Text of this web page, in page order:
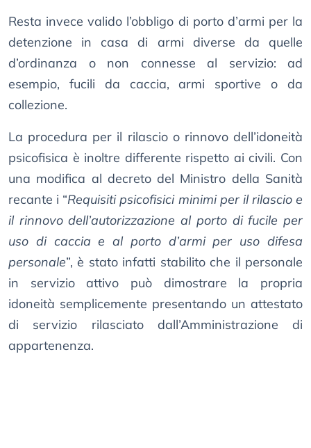
Resta invece valido l’obbligo di porto d’armi per la
detenzione in casa di armi diverse da quelle
d’ordinanza o non connesse al servizio: ad
esempio, fucili da caccia, armi sportive o da
collezione.
La procedura per il rilascio o rinnovo dell’idoneità
psicofisica è inoltre differente rispetto ai civili. Con
una modifica al decreto del Ministro della Sanità
recante i “Requisiti psicofisici minimi per il rilascio e
il rinnovo dell’autorizzazione al porto di fucile per
uso di caccia e al porto d’armi per uso difesa
personale”, è stato infatti stabilito che il personale
in servizio attivo può dimostrare la propria
idoneità semplicemente presentando un attestato
di servizio rilasciato dall’Amministrazione di
appartenenza.